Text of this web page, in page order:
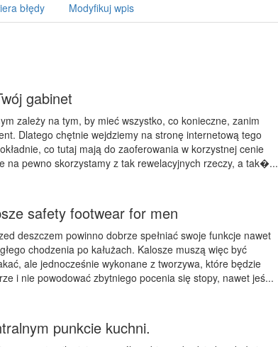
błędy Modyfikuj wpis
gabinet
zależy na tym, by mieć wszystko, co konieczne, zanim
Dlatego chętnie wejdziemy na stronę internetową tego
co tutaj mają do zaoferowania w korzystnej cenie
na pewno skorzystamy z tak rewelacyjnych rzeczy, a tak�...
safety footwear for men
deszczem powinno dobrze spełniać swoje funkcje nawet
chodzenia po kałużach. Kalosze muszą więc być
ale jednocześnie wykonane z tworzywa, które będzie
i nie powodować zbytniego pocenia się stopy, nawet jeś...
punkcie kuchni.